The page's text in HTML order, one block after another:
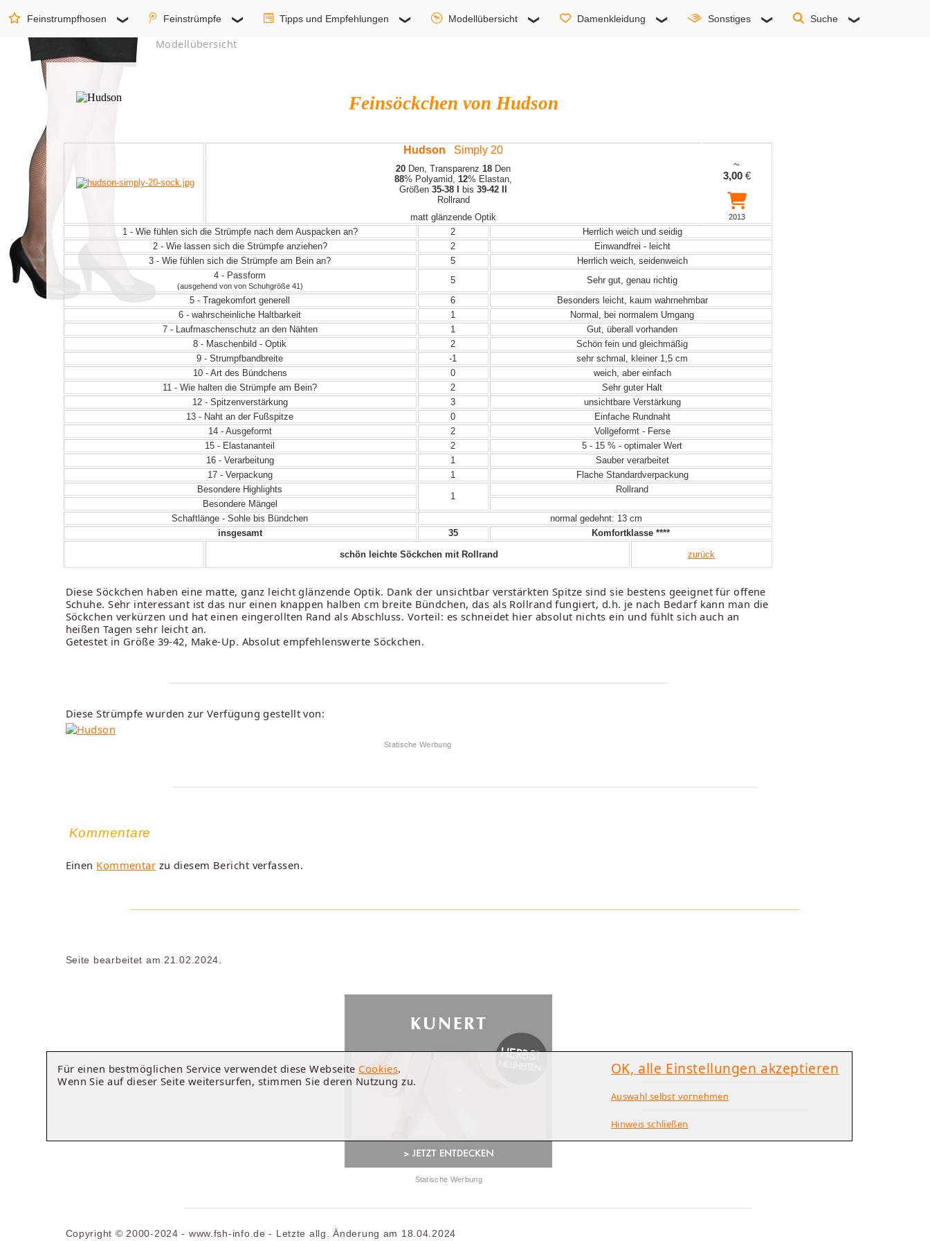
Feinstrumpfhosen Feinstrümpfe Tipps und Empfehlungen Modellübersicht Damenkleidung Sonstiges Suche
Modellübersicht
Feinsöckchen von Hudson
Hudson Simply 20
20 Den, Transparenz18 Den
88% Polyamid,12% Elastan,
Größen35-38 I bis39-42 II
Rollrand
~
3,00€
matt glänzende Optik 2013
1 - Wie fühlen sich die Strümpfe nach dem Auspacken an? 2
Herrlich weich und seidig
2 - Wie lassen sich die Strümpfe anziehen?
2
Einwandfrei - leicht
3 - Wie fühlen sich die Strümpfe am Bein an?
5
Herrlich weich, seidenweich
4 - Passform
(ausgehend von von Schuhgröße 41)
5
Sehr gut, genau richtig
5 - Tragekomfort generell
6
Besonders leicht, kaum wahrnehmbar
6 - wahrscheinliche Haltbarkeit
1
Normal, bei normalem Umgang
7 - Laufmaschenschutz an den Nähten
1
Gut, überall vorhanden
8 - Maschenbild - Optik
2
Schön fein und gleichmäßig
9 - Strumpfbandbreite
-1
sehr schmal, kleiner 1,5 cm
10 - Art des Bündchens
0
weich, aber einfach
11 - Wie halten die Strümpfe am Bein?
2
Sehr guter Halt
12 - Spitzenverstärkung
3
unsichtbare Verstärkung
13 - Naht an der Fußspitze
0
Einfache Rundnaht
14 - Ausgeformt
2
Vollgeformt - Ferse
15 - Elastananteil
2
5 - 15 % - optimaler Wert
16 - Verarbeitung
1
Sauber verarbeitet
17 - Verpackung
1
Flache Standardverpackung
Besondere Highlights
1
Rollrand
Besondere Mängel
Schaftlänge - Sohle bis Bündchen
normal gedehnt: 13 cm
insgesamt
35 Komfortklasse ****
schön leichte Söckchen mit Rollrand zurück
Diese Söckchen haben eine matte, ganz leicht glänzende Optik. Dank der unsichtbar verstärkten Spitze sind sie bestens geeignet für offene
Schuhe. Sehr interessant ist das nur einen knappen halben cm breite Bündchen, das als Rollrand fungiert, d.h. je nach Bedarf kann man die
Söckchen verkürzen und hat einen eingerollten Rand als Abschluss. Vorteil: es schneidet hier absolut nichts ein und fühlt sich auch an
heißen Tagen sehr leicht an.
Getestet in Größe 39-42, Make-Up. Absolut empfehlenswerte Söckchen.
Diese Strümpfe wurden zur Verfügung gestellt von:
Statische Werbung
Kommentare
Einen Kommentar zu diesem Bericht verfassen.
Seite bearbeitet am 21.02.2024.
Statische Werbung
Copyright © 2000-2024 - www.fsh-info.de - Letzte allg. Änderung am 18.04.2024
Für einen bestmöglichen Service verwendet diese Webseite Cookies.
Wenn Sie auf dieser Seite weitersurfen, stimmen Sie deren Nutzung zu.
OK, alle Einstellungen akzeptieren
Auswahl selbst vornehmen
Hinweis schließen